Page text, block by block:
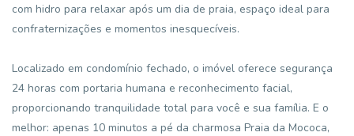
com hidro para relaxar após um dia de praia, espaço ideal para
confraternizações e momentos inesquecíveis.
Localizado em condomínio fechado, o imóvel oferece segurança
24 horas com portaria humana e reconhecimento facial,
proporcionando tranquilidade total para você e sua família. E o
melhor: apenas 10 minutos a pé da charmosa Praia da Mococa,